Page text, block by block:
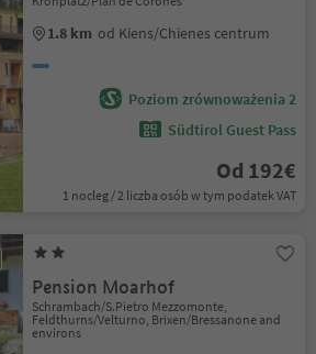
1.8 km od Kiens/Chienes centrum
Poziom zrównoważenia 2
Südtirol Guest Pass
Od 192€
1 nocleg / 2 liczba osób w tym podatek VAT
Pension Moarhof
Schrambach/S.Pietro Mezzomonte,
Feldthurns/Velturno, Brixen/Bressanone and
environs